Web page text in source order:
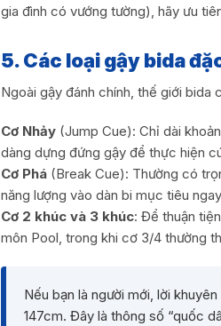
gia đình có vướng tường), hãy ưu
5. Các loại gậy bida
Ngoài gậy đánh chính, thế giới
Cơ Nhảy(Jump Cue): Chỉ dài
dàng dựng đứng gậy để thực hiện
Cơ Phá(Break Cue): Thường có
năng lượng vào dàn bi mục tiêu
Cơ 2 khúc và 3 khúc: Để thuận
môn Pool, trong khi cơ 3/4 thường
Nếu bạn là người mới, lời
147cm. Đây là thông số “quốc